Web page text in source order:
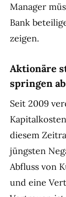
Manager
Bank
zeigen.
Aktionäre
springen ab
Seit 2009
diesem
jüngsten
Abfluss von
und eine